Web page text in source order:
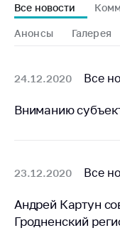
деятельность
совет
жизнь
Все новости
Анонсы Галерея
24.12.2020 Все
Вниманию
23.12.2020 Все
Андрей Картун
Гродненский